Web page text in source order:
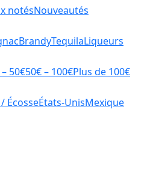
notésNouveautés
BrandyTequilaLiqueurs
50€50€ – 100€Plus de 100€
ÉcosseÉtats-UnisMexique